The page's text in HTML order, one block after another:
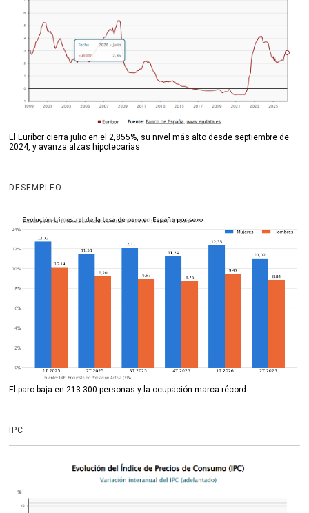
El Euríbor cierra julio en el 2,855%, su nivel más alto desde septiembre de
2024, y avanza alzas hipotecarias
DESEMPLEO
El paro baja en 213.300 personas y la ocupación marca récord
IPC